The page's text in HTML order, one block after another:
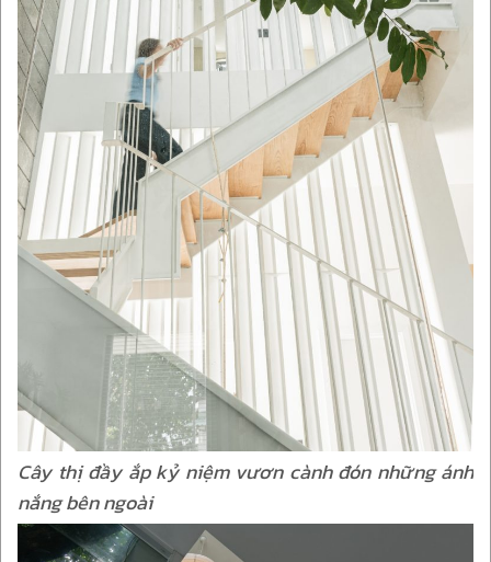
Cây thị đầy ắp kỷ niệm vươn cành đón những ánh
nắng bên ngoài